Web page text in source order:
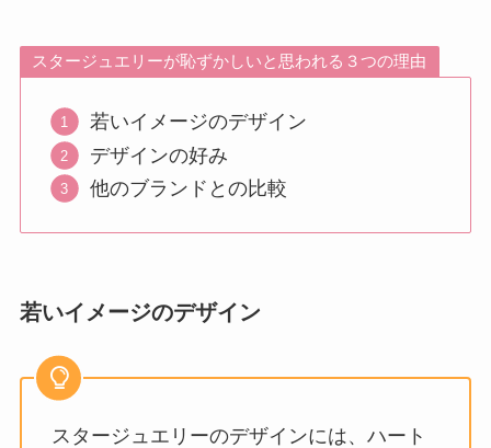
スタージュエリーが恥ずかしいと思われる３つの理由
若いイメージのデザイン
デザインの好み
他のブランドとの比較
若いイメージのデザイン
スタージュエリーのデザインには、ハート